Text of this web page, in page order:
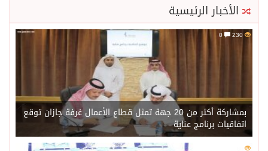
الأخبار الرئيسية
230
بمشاركة أكثر من 20 جهة تمثل قطاع الأعمال غرفة جازان توقع
اتفاقيات برنامج عناية
209